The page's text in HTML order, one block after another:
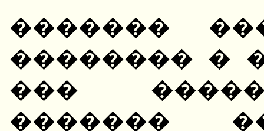
�������
�������� �
���
�������